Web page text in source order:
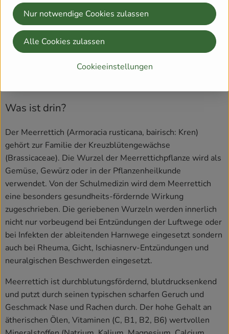
ätherischen Ölen zu entgehen.
Nach dem Reiben kann man den Meerrettich einfach so
essen oder man gibt ihn Gerichten, wie beispielsweise
frisch geriebenen Meerrettich mit Honig verrühren und
Was ist drin?
Der Meerrettich (Armoracia rusticana, bairisch: Kren)
gehört zur Familie der Kreuzblütengewächse
(Brassicaceae). Die Wurzel der Meerrettichpflanze wird als
Gemüse, Gewürz oder in der Pflanzenheilkunde
verwendet. Von der Schulmedizin wird dem Meerrettich
eine besonders gesundheits-fördernde Wirkung
zugeschrieben. Die geriebenen Wurzeln werden innerlich
nicht nur vorbeugend bei Entzündungen der Luftwege oder
bei Infekten der ableitenden Harnwege eingesetzt sondern
auch bei Rheuma, Gicht, Ischiasnerv-Entzündungen und
neuralgischen Beschwerden eingesetzt.
Meerrettich ist durchblutungsfördernd, blutdrucksenkend
und putzt durch seinen typischen scharfen Geruch und
Geschmack Nase und Rachen durch. Der hohe Gehalt an
ätherischen Ölen, Vitaminen (C, B1, B2, B6) wertvollen
Cookieeinstellungen
Nur notwendige Cookies zulassen
Alle Cookies zulassen